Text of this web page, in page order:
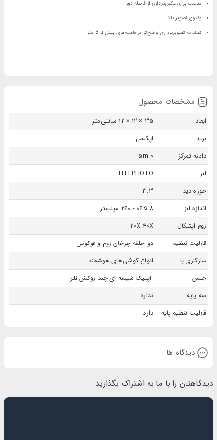
مناسب برای عکس‌برداری از فاصله دور
وضوح تصویر بالا
کمک به تصویربرداری واضح‌تر در فاصله‌های بیش از 5 متر
مشخصات محصول
ابعاد
35 × 12 × 12 سانتی‌متر
برند
اپکسل
دامنه تمرکز
5m-0
لنز
TELEPHOTO
حوزه دید
3.3
اندازه لنز
065.8 - 260 میلیمتر
زوم اپتیکال
20X-40X
قابلیت تنظیم
دو حلقه چرخان زوم و فوکوس
سازگاری با
انواع گوشی‌های هوشمند
جنس
-اپتیک شیشه ای چند روکش-فلز
سه پایه
ندارد
قابلیت تنظیم پایه
دارد
دیدگاه ها
دیدگاهتان را با ما به اشتراک بگذارید